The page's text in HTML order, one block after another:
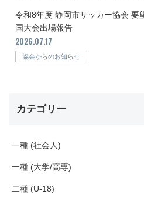
令和8年度 静岡市サッカー協会 要
国大会出場報告
2026.07.17
協会からのお知らせ
カテゴリー
一種 (社会人)
一種 (大学/高専)
二種 (U-18)